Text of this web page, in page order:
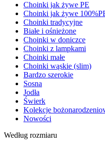
Choinki jak żywe PE
Choinki jak żywe
Choinki tradycyjne
Białe i ośnieżone
Choinki w doniczce
Choinki z lampkami
Choinki małe
Choinki wąskie (slim)
Bardzo szerokie
Sosna
Jodła
Świerk
Kolekcje
Nowości
Według rozmiaru